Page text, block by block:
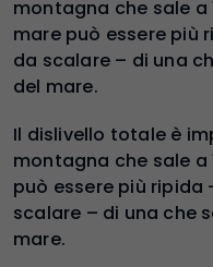
montagna che sale a
mare può essere più
da scalare – di una
del mare.
Il dislivello totale è
montagna che sale a
può essere più ripida
scalare – di una che
mare.